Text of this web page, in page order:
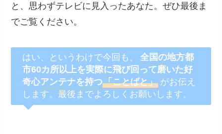
と、思わずテレビに見入ったあなた。ぜひ最後ま
でご覧ください。
はい、というわけで今回も、
全国の地方都
市60カ所以上を実際に飛び回って磨いた好
奇心アンテナを持つ「ことばと」 がお伝え
します。最後までよろしくお願いします。